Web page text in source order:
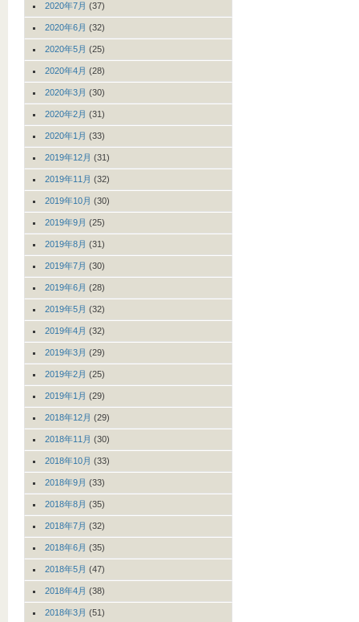
2020年7月 (37)
2020年6月 (32)
2020年5月 (25)
2020年4月 (28)
2020年3月 (30)
2020年2月 (31)
2020年1月 (33)
2019年12月 (31)
2019年11月 (32)
2019年10月 (30)
2019年9月 (25)
2019年8月 (31)
2019年7月 (30)
2019年6月 (28)
2019年5月 (32)
2019年4月 (32)
2019年3月 (29)
2019年2月 (25)
2019年1月 (29)
2018年12月 (29)
2018年11月 (30)
2018年10月 (33)
2018年9月 (33)
2018年8月 (35)
2018年7月 (32)
2018年6月 (35)
2018年5月 (47)
2018年4月 (38)
2018年3月 (51)